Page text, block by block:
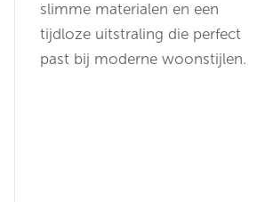
slimme materialen en een
tijdloze uitstraling die perfect
past bij moderne woonstijlen.